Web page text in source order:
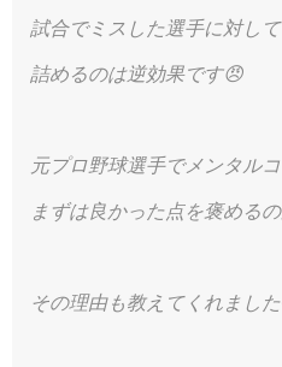
試合でミスした選手に対し
詰めるのは逆効果です😠
元プロ野球選手でメンタル
まずは良かった点を褒める
その理由も教えてくれまし